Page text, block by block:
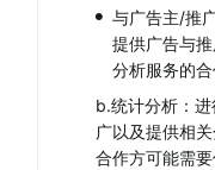
• 与广告主/推
提供广告与
分析服务的
b.统计分析：
广以及提供相
合作方可能需